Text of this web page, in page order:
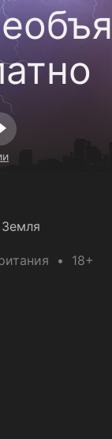
18+